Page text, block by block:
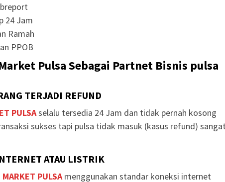
24 Jam
Ramah
PPOB
Pulsa Sebagai Partnet Bisnis pulsa
TERJADI REFUND
PULSAselalu tersedia 24 Jam dan tidak pernah kosong
sukses tapi pulsa tidak masuk (kasus refund)
ATAU LISTRIK
MARKET PULSAmenggunakan standar koneksi internet